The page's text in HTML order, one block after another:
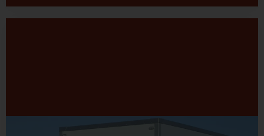
Desarrollo Sustentable